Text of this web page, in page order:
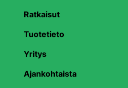
Ratkaisut
Tuotetieto
Yritys
Ajankohtaista